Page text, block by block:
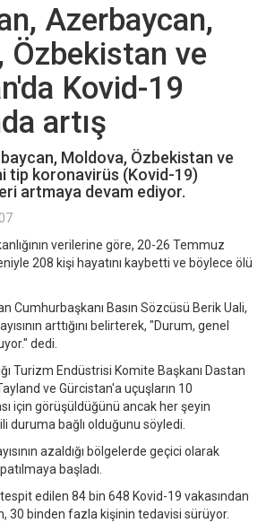
Azerbaycan,
Özbekistan ve
Kovid-19
artış
Moldova, Özbekistan ve
tip koronavirüs (Kovid-19)
artmaya devam ediyor.
verilerine göre, 20-26 Temmuz
208 kişi hayatını kaybetti ve böylece ölü
Cumhurbaşkanı Basın Sözcüsü Berik Uali,
arttığını belirterek, "Durum, genel
dedi.
Turizm Endüstrisi Komite Başkanı Dastan
ve Gürcistan'a uçuşların 10
için görüşüldüğünü ancak her şeyin
duruma bağlı olduğunu söyledi.
azaldığı bölgelerde geçici olarak
başladı.
edilen 84 bin 648 Kovid-19 vakasından
30 binden fazla kişinin tedavisi sürüyor.